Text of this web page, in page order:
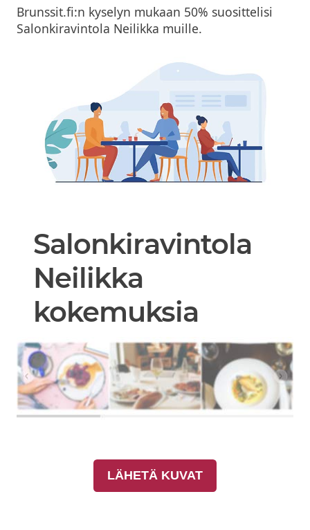
Brunssit.fi:n kyselyn mukaan 50% suosittelisi
Salonkiravintola Neilikka muille.
Salonkiravintola
Neilikka
kokemuksia
LÄHETÄ KUVAT